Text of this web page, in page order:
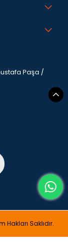
Paşa /
Hakları Saklıdır.